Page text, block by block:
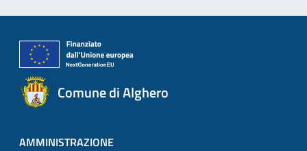
Comune di Alghero
AMMINISTRAZIONE